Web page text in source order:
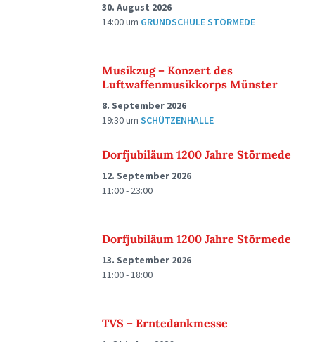
30. August 2026
14:00um GRUNDSCHULE STÖRMEDE
Musikzug – Konzert des
Luftwaffenmusikkorps Münster
8. September 2026
19:30um SCHÜTZENHALLE
Dorfjubiläum 1200 Jahre Störmede
12. September 2026
11:00 - 23:00
Dorfjubiläum 1200 Jahre Störmede
13. September 2026
11:00 - 18:00
TVS – Erntedankmesse